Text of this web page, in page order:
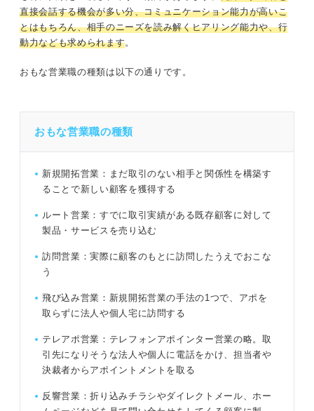
直接会話する機会が多い分、コミュニケーション能力が高いこ
とはもちろん、相手のニーズを読み解くヒアリング能力や、行
動力なども求められます。
おもな営業職の種類は以下の通りです。
おもな営業職の種類
新規開拓営業：まだ取引のない相手と関係性を構築す
ることで新しい顧客を獲得する
ルート営業：すでに取引実績がある既存顧客に対して
製品・サービスを売り込む
訪問営業：実際に顧客のもとに訪問したうえでおこな
う
飛び込み営業：新規開拓営業の手法の1つで、アポを
取らずに法人や個人宅に訪問する
テレアポ営業：テレフォンアポインター営業の略。取
引先になりそうな法人や個人に電話をかけ、担当者や
決裁者からアポイントメントを取る
反響営業：折り込みチラシやダイレクトメール、ホー